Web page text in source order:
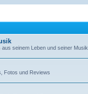
seinem Leben und seiner Musik
Fotos und Reviews